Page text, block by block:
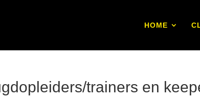
HOME
trainers en